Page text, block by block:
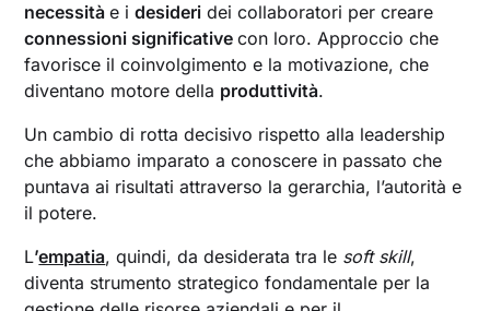
Come Unobravo può supportare le aziende
nell’adozione dell’approccio empatico
necessitàe idesideri dei collaboratori per creare
connessioni significativecon loro. Approccio che
favorisce il coinvolgimento e la motivazione, che
diventano motore della produttività.
Un cambio di rotta decisivo rispetto alla leadership
che abbiamo imparato a conoscere in passato che
puntava ai risultati attraverso la gerarchia, l’autorità e
il potere.
L’empatia, quindi, da desiderata tra le soft skill,
diventa strumento strategico fondamentale per la